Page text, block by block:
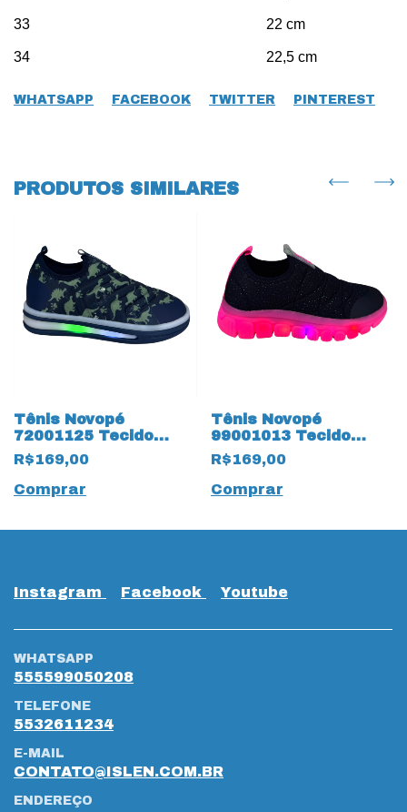
33 22 cm
34 22,5 cm
WHATSAPP FACEBOOK TWITTER PINTEREST
PRODUTOS SIMILARES
Tênis Novopé
72001125 Tecido
Dinossauro Verde
com 18134 Marinho
R$169,00
Comprar
Tênis Novopé
99001013 Tecido
Glitter com LED 18131
Preto
R$169,00
Comprar
Instagram Facebook Youtube
WHATSAPP
555599050208
TELEFONE
5532611234
E-MAIL
CONTATO@ISLEN.COM.BR
ENDEREÇO